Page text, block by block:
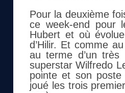
Pour la deuxième
ce week-end pour
Hubert et où
d’Hilir. Et comme
au terme d’un
superstar Wilfredo
pointe et son
joué les trois